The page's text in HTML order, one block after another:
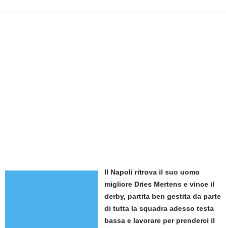
Il Napoli ritrova il suo uomo
migliore Dries Mertens e vince il
derby, partita ben gestita da parte
di tutta la squadra adesso testa
bassa e lavorare per prenderci il